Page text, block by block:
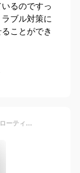
るのですっ
ブル対策に
ことができ
ライフジャケット 子供 川遊び 女の子 男の子 フローティングベスト キッズ ジュニア 救命胴衣 JLJ 122484 シュノーケリング ベスト フィッシングベスト サーフ レジャー 海 川 マリンスポーツ キャンプ プール 釣り 川遊び 水遊び シュノーケル 防災